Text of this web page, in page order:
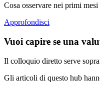
Cosa osservare nei primi
Approfondisci
Vuoi capire se una
Il colloquio diretto serve
Gli articoli di questo hub